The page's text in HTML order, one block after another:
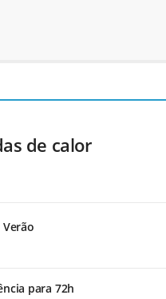
de calor
para 72h